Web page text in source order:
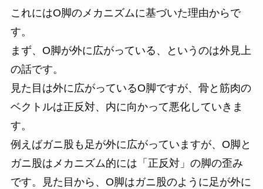
これにはO脚のメカニズムに基づいた理由からで
す。
まず、O脚が外に広がっている、というのは外見上
の話です。
見た目は外に広がっているO脚ですが、骨と筋肉の
ベクトルは正反対、内に向かって悪化していきま
す。
例えばガニ股も足が外に広がっていますが、O脚と
ガニ股はメカニズム的には「正反対」の脚の歪み
です。見た目から、O脚はガニ股のように足が外に